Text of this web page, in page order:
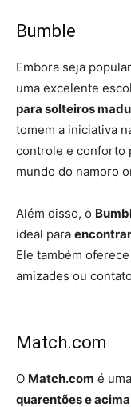
Bumble
Embora seja
uma excelente
para solteiros
tomem a iniciativa
controle e conforto
mundo do namoro
Além disso, o
ideal para
Ele também
amizades ou
Match.com
O Match.com é
quarentões e acima